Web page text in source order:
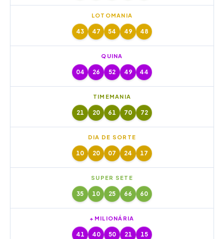
LOTOMANIA
43 47 54 49 48
QUINA
04 26 52 49 44
TIMEMANIA
21 20 61 70 72
DIA DE SORTE
10 20 07 24 17
SUPER SETE
35 10 25 66 60
+MILIONÁRIA
41 40 50 21 15